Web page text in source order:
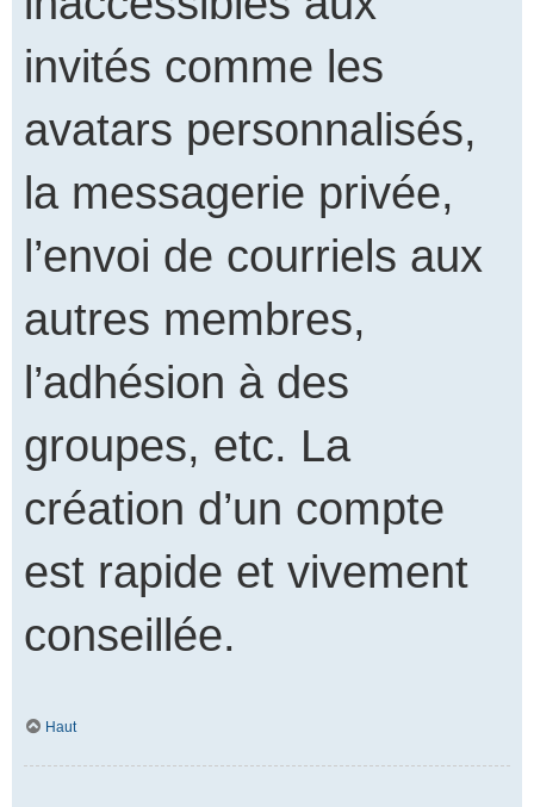
invités comme les
avatars personnalisés,
la messagerie privée,
l’envoi de courriels aux
autres membres,
l’adhésion à des
groupes, etc. La
création d’un compte
est rapide et vivement
conseillée.
Haut